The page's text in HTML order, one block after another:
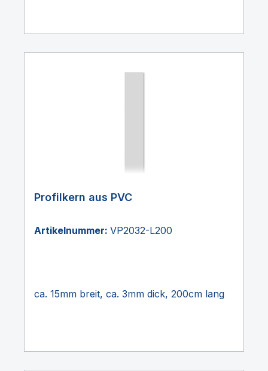
Profilkern aus PVC
Artikelnummer: VP2032-L200
ca. 15mm breit, ca. 3mm dick, 200cm lang